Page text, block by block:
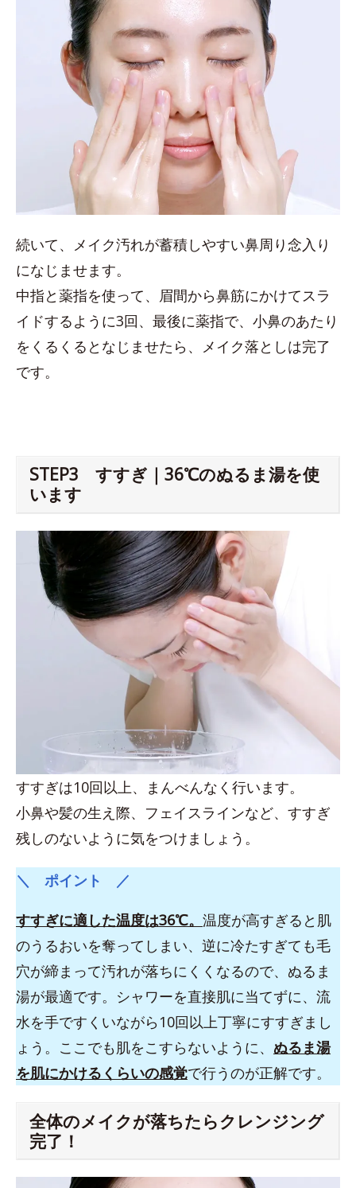
続いて、メイク汚れが蓄積しやすい鼻周り念入り
になじませます。
中指と薬指を使って、眉間から鼻筋にかけてスラ
イドするように3回、最後に薬指で、小鼻のあたり
をくるくるとなじませたら、メイク落としは完了
です。
STEP3 すすぎ｜36℃のぬるま湯を使
います
すすぎは10回以上、まんべんなく行います。
小鼻や髪の生え際、フェイスラインなど、すすぎ
残しのないように気をつけましょう。
＼ ポイント ／
すすぎに適した温度は36℃。 温度が高すぎると肌
のうるおいを奪ってしまい、逆に冷たすぎても毛
穴が締まって汚れが落ちにくくなるので、ぬるま
湯が最適です。シャワーを直接肌に当てずに、流
水を手ですくいながら10回以上丁寧にすすぎまし
ょう。ここでも肌をこすらないように、 ぬるま湯
を肌にかけるくらいの感覚で行うのが正解です。
全体のメイクが落ちたらクレンジング
完了！